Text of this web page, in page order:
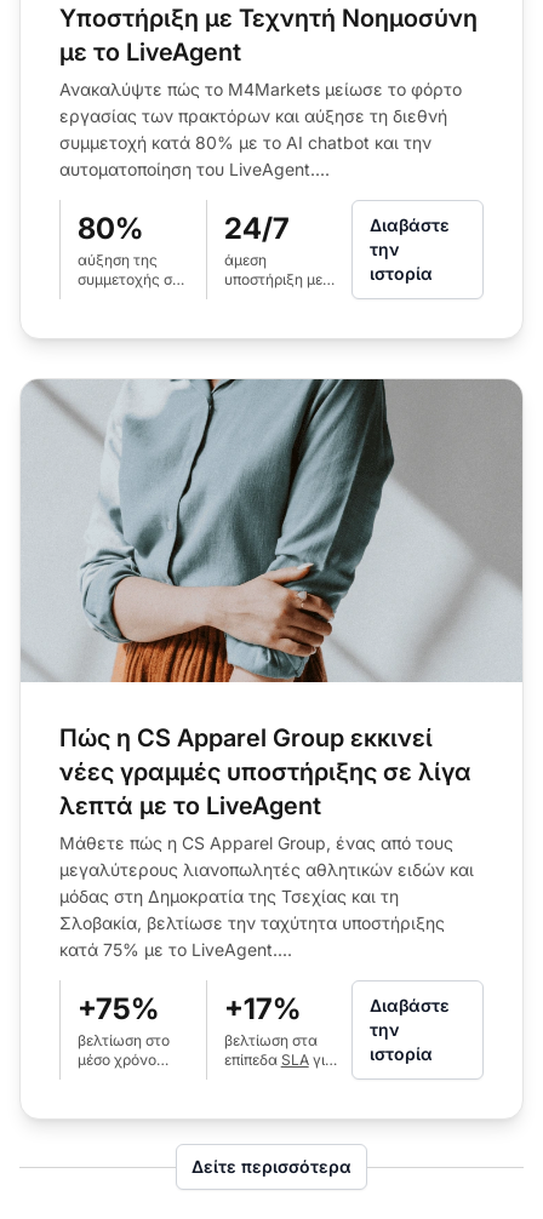
Υποστήριξη με Τεχνητή Νοημοσύνη
με το LiveAgent
Ανακαλύψτε πώς το M4Markets μείωσε το φόρτο
εργασίας των πρακτόρων και αύξησε τη διεθνή
συμμετοχή κατά 80% με το AI chatbot και την
αυτοματοποίηση του LiveAgent....
80%
αύξηση της
συμμετοχής σε
24/7
άμεση
υποστήριξη με
Διαβάστε
την
ιστορία
Πώς η CS Apparel Group εκκινεί
νέες γραμμές υποστήριξης σε λίγα
λεπτά με το LiveAgent
Μάθετε πώς η CS Apparel Group, ένας από τους
μεγαλύτερους λιανοπωλητές αθλητικών ειδών και
μόδας στη Δημοκρατία της Τσεχίας και τη
Σλοβακία, βελτίωσε την ταχύτητα υποστήριξης
κατά 75% με το LiveAgent....
+75%
βελτίωση στο
μέσο χρόνο
σε 6h)
+17%
βελτίωση στα
επίπεδα SLAγια
Διαβάστε
την
ιστορία
Δείτε περισσότερα